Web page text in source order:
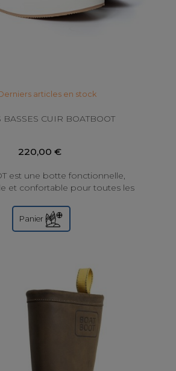
articles en stock
BASSES CUIR BOATBOOT
220,00 €
est une botte fonctionnelle,
et confortable pour toutes les
norvégienne....
Panier